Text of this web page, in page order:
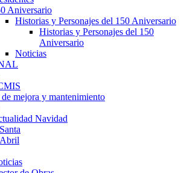
Aniversario
Historias y Personajes del 150 Aniversario
Historias y Personajes del 150
Aniversario
Noticias
mejora y mantenimiento
Navidad